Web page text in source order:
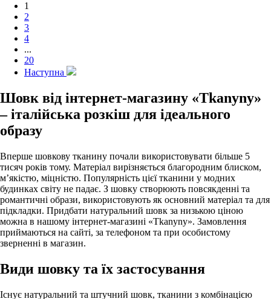
1
2
3
4
...
20
Наступна
Шовк від інтернет-магазину «Tkanyny»
– італійська розкіш для ідеального
образу
Вперше шовкову тканину почали використовувати більше 5
тисяч років тому. Матеріал вирізняється благородним блиском,
м’якістю, міцністю. Популярність цієї тканини у модних
будинках світу не падає. З шовку створюють повсякденні та
романтичні образи, використовують як основний матеріал та для
підкладки. Придбати натуральний шовк за низькою ціною
можна в нашому інтернет-магазині «Tkanyny». Замовлення
приймаються на сайті, за телефоном та при особистому
зверненні в магазин.
Види шовку та їх застосування
Існує натуральний та штучний шовк, тканини з комбінацією